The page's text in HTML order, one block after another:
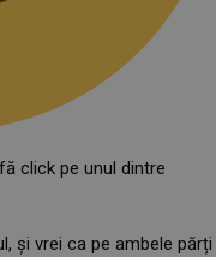
click pe unul dintre
și vrei ca pe ambele părți